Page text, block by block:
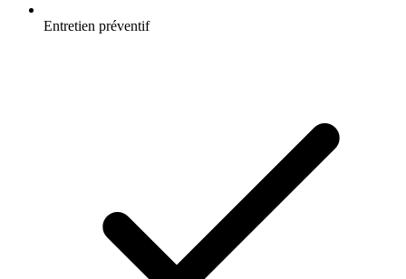
Entretien préventif